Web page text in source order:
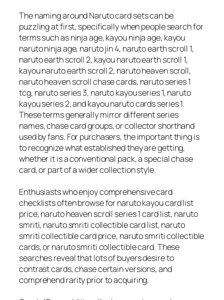
The naming around Naruto card sets can be
puzzling at first, specifically when people search for
terms such as ninja age, kayou ninja age, kayou
naruto ninja age, naruto jin 4, naruto earth scroll 1,
naruto earth scroll 2, kayou naruto earth scroll 1,
kayou naruto earth scroll 2, naruto heaven scroll,
naruto heaven scroll chase cards, naruto series 1
tcg, naruto series 3, naruto kayou series 1, naruto
kayou series 2, and kayou naruto cards series 1.
These terms generally mirror different series
names, chase card groups, or collector shorthand
used by fans. For purchasers, the important thing is
to recognize what established they are getting,
whether it is a conventional pack, a special chase
card, or part of a wider collection style.
Enthusiasts who enjoy comprehensive card
checklists often browse for naruto kayou card list
price, naruto heaven scroll series 1 card list, naruto
smriti, naruto smriti collectible card list, naruto
smriti collectible card price, naruto smriti collectible
cards, or naruto smriti collectible card. These
searches reveal that lots of buyers desire to
contrast cards, chase certain versions, and
comprehend rarity prior to acquiring.